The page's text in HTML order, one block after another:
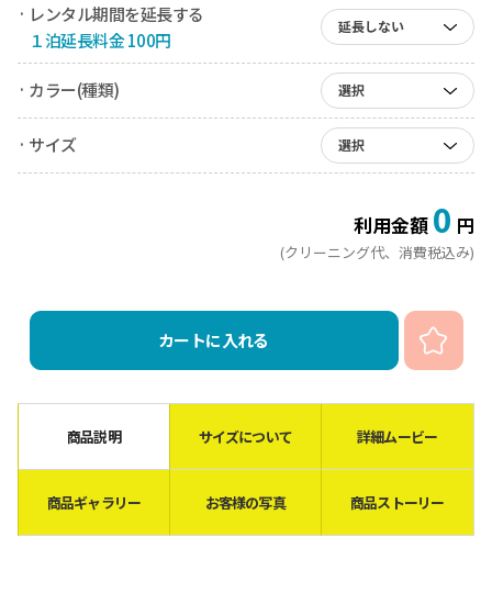
· レンタル期間を延長する
１泊延長料金 100円
延長しない
· カラー(種類) 選択
· サイズ 選択
利用金額 0 円
(クリーニング代、消費税込み)
カートに入れる
商品説明 サイズについて 詳細ムービー
商品ギャラリー お客様の写真 商品ストーリー